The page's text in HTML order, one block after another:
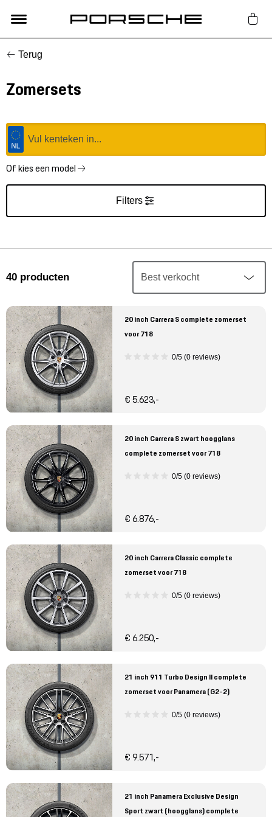
Lifestyle
Auto Accessoires
Classic
Nieuw
Mijn account
Klantenservice
Meer Porsche
Porsche informatie
Terug
Zomersets
Of kies een model
Filters
40 producten
20 inch Carrera S complete zomerset
voor 718
0/5 (0 reviews)
€ 5.623,-
20 inch Carrera S zwart hoogglans
complete zomerset voor 718
0/5 (0 reviews)
€ 6.876,-
20 inch Carrera Classic complete
zomerset voor 718
0/5 (0 reviews)
€ 6.250,-
21 inch 911 Turbo Design II complete
zomerset voor Panamera (G2-2)
0/5 (0 reviews)
€ 9.571,-
21 inch Panamera Exclusive Design
Sport zwart (hoogglans) complete